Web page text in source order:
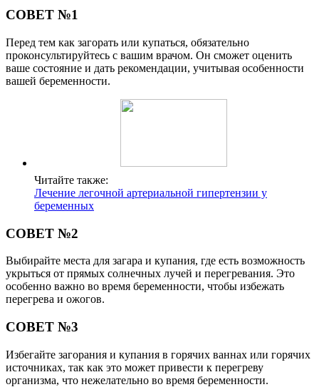
СОВЕТ №1
Перед тем как загорать или купаться, обязательно
проконсультируйтесь с вашим врачом. Он сможет оценить
ваше состояние и дать рекомендации, учитывая особенности
вашей беременности.
Читайте также:
Лечение легочной артериальной гипертензии у
беременных
СОВЕТ №2
Выбирайте места для загара и купания, где есть возможность
укрыться от прямых солнечных лучей и перегревания. Это
особенно важно во время беременности, чтобы избежать
перегрева и ожогов.
СОВЕТ №3
Избегайте загорания и купания в горячих ваннах или горячих
источниках, так как это может привести к перегреву
организма, что нежелательно во время беременности.